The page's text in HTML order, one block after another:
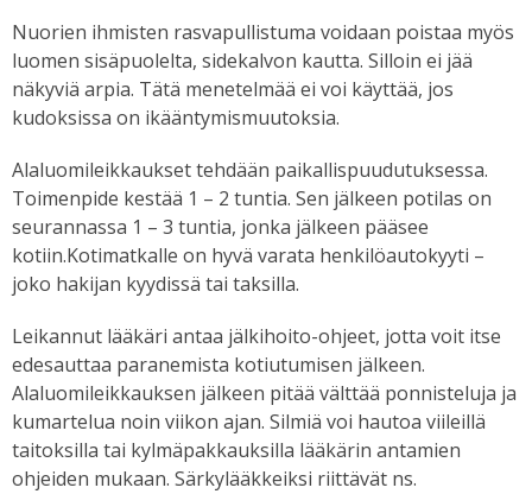
Nuorien ihmisten rasvapullistuma voidaan poistaa myös
luomen sisäpuolelta, sidekalvon kautta. Silloin ei jää
näkyviä arpia. Tätä menetelmää ei voi käyttää, jos
kudoksissa on ikääntymismuutoksia.
Alaluomileikkaukset tehdään paikallispuudutuksessa.
Toimenpide kestää 1 – 2 tuntia. Sen jälkeen potilas on
seurannassa 1 – 3 tuntia, jonka jälkeen pääsee
kotiin.Kotimatkalle on hyvä varata henkilöautokyyti –
joko hakijan kyydissä tai taksilla.
Leikannut lääkäri antaa jälkihoito-ohjeet, jotta voit itse
edesauttaa paranemista kotiutumisen jälkeen.
Alaluomileikkauksen jälkeen pitää välttää ponnisteluja ja
kumartelua noin viikon ajan. Silmiä voi hautoa viileillä
taitoksilla tai kylmäpakkauksilla lääkärin antamien
ohjeiden mukaan. Särkylääkkeiksi riittävät ns.